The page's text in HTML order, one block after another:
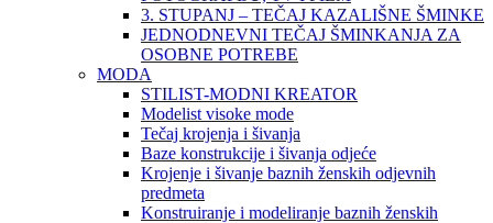
3. STUPANJ – TEČAJ KAZALIŠNE ŠMINKE
JEDNODNEVNI TEČAJ ŠMINKANJA ZA
OSOBNE POTREBE
MODA
STILIST-MODNI KREATOR
Modelist visoke mode
Tečaj krojenja i šivanja
Baze konstrukcije i šivanja odjeće
Krojenje i šivanje baznih ženskih odjevnih
predmeta
Konstruiranje i modeliranje baznih ženskih